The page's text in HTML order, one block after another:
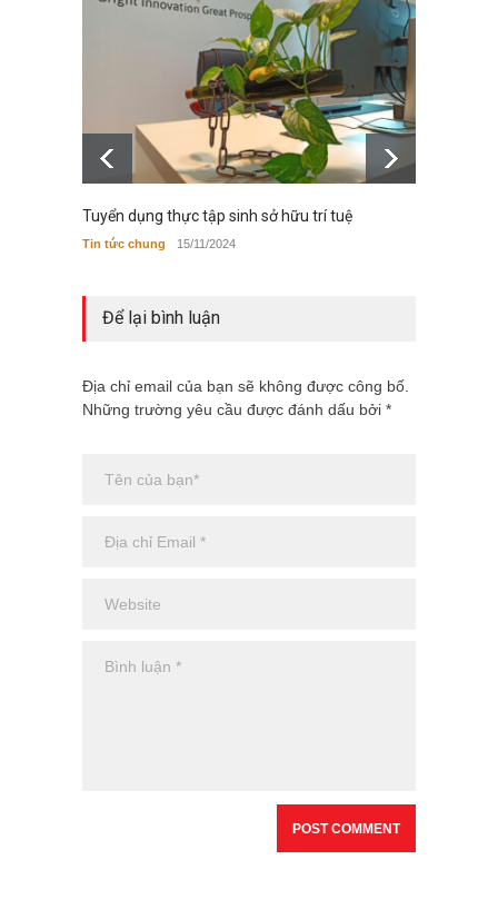
Tuyển dụng thực tập sinh sở hữu trí tuệ
Tin tức chung 15/11/2024
Để lại bình luận
Địa chỉ email của bạn sẽ không được công bố.
Những trường yêu cầu được đánh dấu bởi *